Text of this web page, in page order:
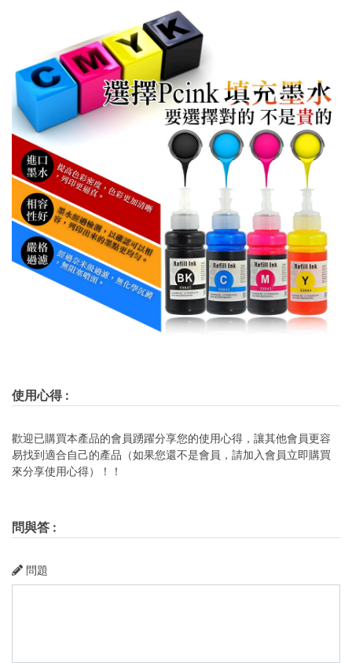
使用心得:
歡迎已購買本產品的會員踴躍分享您的使用心得，讓其他會員更容
易找到適合自己的產品（如果您還不是會員，請加入會員立即購買
來分享使用心得）！！
問與答 :
問題